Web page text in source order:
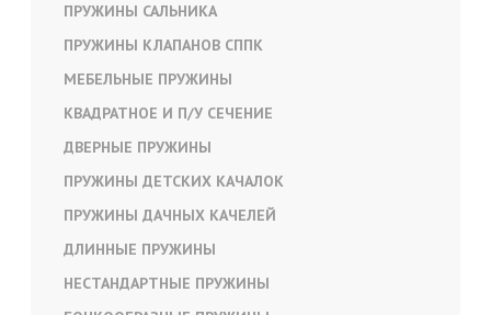
ПРУЖИНЫ САЛЬНИКА
ПРУЖИНЫ КЛАПАНОВ СППК
МЕБЕЛЬНЫЕ ПРУЖИНЫ
КВАДРАТНОЕ И П/У СЕЧЕНИЕ
ДВЕРНЫЕ ПРУЖИНЫ
ПРУЖИНЫ ДЕТСКИХ КАЧАЛОК
ПРУЖИНЫ ДАЧНЫХ КАЧЕЛЕЙ
ДЛИННЫЕ ПРУЖИНЫ
НЕСТАНДАРТНЫЕ ПРУЖИНЫ